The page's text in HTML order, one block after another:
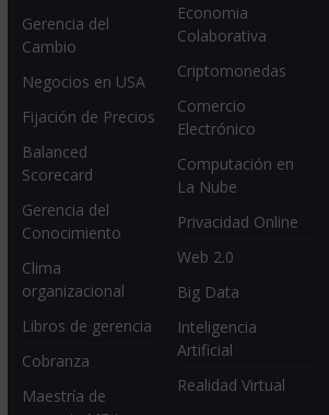
Gerencia del
Cambio
Negocios en USA
Fijación de Precios
Balanced
Scorecard
Gerencia del
Conocimiento
Clima
organizacional
Libros de gerencia
Cobranza
Maestría de
Economia
Colaborativa
Criptomonedas
Comercio
Electrónico
Computación en
La Nube
Privacidad Online
Web 2.0
Big Data
Inteligencia
Artificial
Realidad Virtual